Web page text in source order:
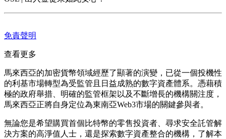
免責聲明
查看更多
馬來西亞的加密貨幣領域經歷了顯著的演變，已從一個投機性
的利基市場轉型為受監管且日益成熟的數字資產體系。憑藉積
極的政府舉措、明確的監管框架以及不斷增長的機構關注度，
馬來西亞正將自身定位為東南亞Web3市場的關鍵參與者。
無論您是希望購買首個比特幣的零售投資者、尋求安全託管解
決方案的高淨值人士，還是探索數字資產整合的機構，了解本